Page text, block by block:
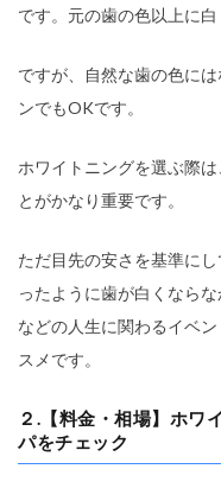
です。元の歯の色以上に
ですが、自然な歯の色に
ンでもOKです。
ホワイトニングを選ぶ際
とがかなり重要です。
ただ目先の安さを基準に
ったように歯が白くなら
などの人生に関わるイベ
スメです。
２.【料金・相場】ホワ
パをチェック